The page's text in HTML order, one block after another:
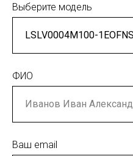
Выберите модель
ФИО
Ваш email